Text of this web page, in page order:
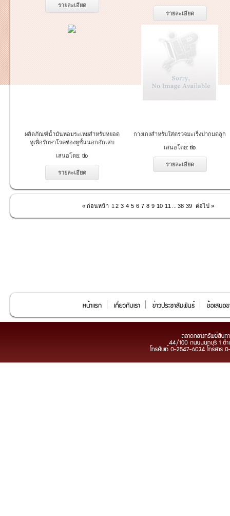
รายละเอียด
รายละเอียด
ผลิตภัณฑ์น้ำมันหอมระเหยสำหรับหยอด
หูเพื่อรักษาโรคช่องหูชั้นนอกอักเสบ
เสนอโดย: tlo
รายละเอียด
กางเกงสำหรับใส่ตรวจมะเร็งปากมดลูก
เสนอโดย: tlo
รายละเอียด
« ก่อนหน้า 1 2 3 4 5 6 7 8 9 10 11 38 39 ต่อไป »